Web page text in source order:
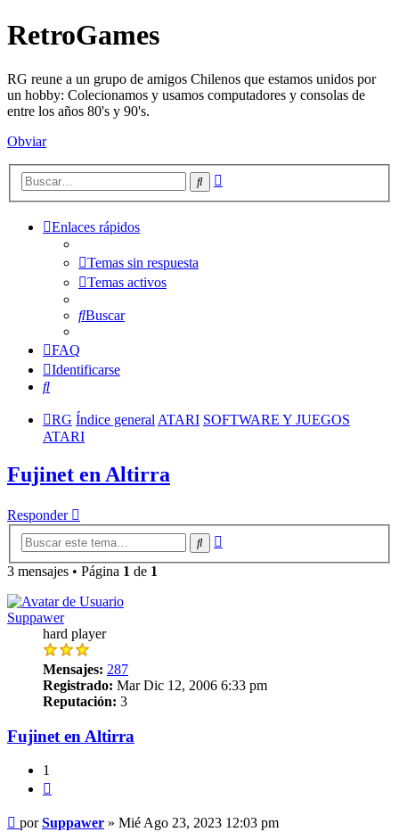
RetroGames
RG reune a un grupo de amigos Chilenos que estamos unidos por
un hobby: Colecionamos y usamos computadores y consolas de
entre los años 80's y 90's.
Obviar
Buscar
Enlaces rápidos
Temas sin respuesta
Temas activos
Buscar
FAQ
Identificarse
Buscar
RG Índice generalATARI SOFTWARE Y JUEGOS
ATARI
Fujinet en Altirra
Responder
Buscar
3 mensajes • Página 1 de 1
Suppawer
hard player
Mensajes: 287
Registrado: Mar Dic 12, 2006 6:33 pm
Reputación: 3
Fujinet en Altirra
1
Mensaje
porSuppawer » Mié Ago 23, 2023 12:03 pm